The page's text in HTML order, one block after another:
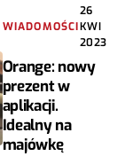
WIADOMOŚCI
26
KWI
2023
Orange: nowy
prezent w
aplikacji.
Idealny na
majówkę